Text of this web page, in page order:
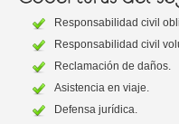
Responsabilidad civil
Responsabilidad civil
Reclamación de daños.
Asistencia en viaje.
Defensa jurídica.